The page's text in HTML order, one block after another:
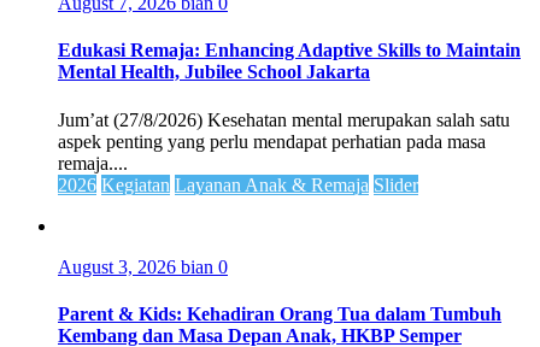
Edukasi Remaja: Enhancing Adaptive Skills to Maintain
Mental Health, Jubilee School Jakarta
Jum’at (27/8/2026) Kesehatan mental merupakan salah satu
aspek penting yang perlu mendapat perhatian pada masa
remaja....
2026 Kegiatan Layanan Anak & Remaja Slider
August 3, 2026 bian 0
Parent & Kids: Kehadiran Orang Tua dalam Tumbuh
Kembang dan Masa Depan Anak, HKBP Semper